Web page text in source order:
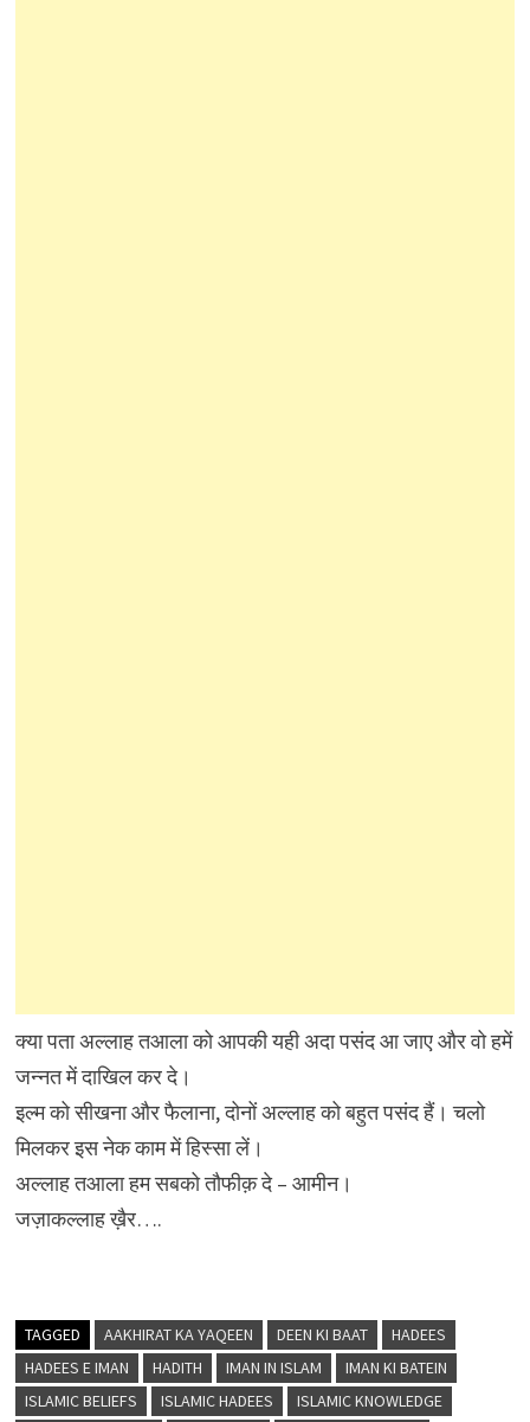
क्या पता अल्लाह तआला को आपकी यही अदा पसंद आ जाए और वो हमें
जन्नत में दाखिल कर दे।
इल्म को सीखना और फैलाना, दोनों अल्लाह को बहुत पसंद हैं। चलो
मिलकर इस नेक काम में हिस्सा लें।
अल्लाह तआला हम सबको तौफीक़ दे – आमीन।
जज़ाकल्लाह ख़ैर….
TAGGED AAKHIRAT KA YAQEEN DEEN KI BAAT
HADEES
HADEES E IMAN
HADITH IMAN IN ISLAM
IMAN KI BATEIN
ISLAMIC BELIEFS
ISLAMIC HADEES
ISLAMIC KNOWLEDGE